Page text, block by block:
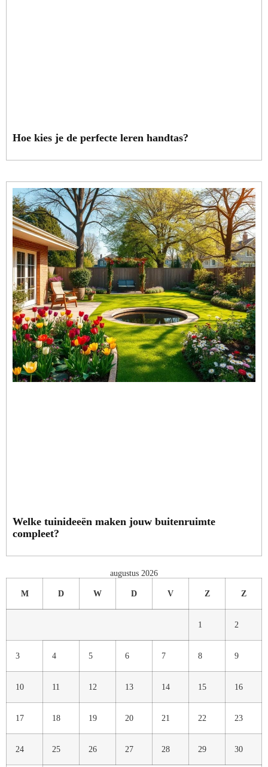
Hoe kies je de perfecte leren handtas?
Welke tuinideeën maken jouw buitenruimte
compleet?
augustus 2026
M D W D V Z Z
1 2
3 4 5 6 7 8 9
10 11 12 13 14 15 16
17 18 19 20 21 22 23
24 25 26 27 28 29 30